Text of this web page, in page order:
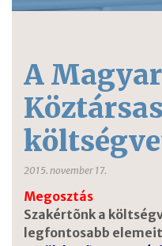
A Magyar
2015. november 17.
Megosztás
Szakértõnk a
legfontosabb